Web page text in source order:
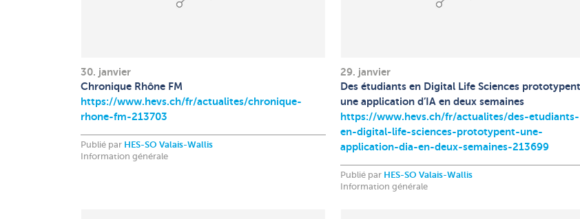
30. janvier
Chronique Rhône FM
https://www.hevs.ch/fr/actualites/chronique-
rhone-fm-213703
Publié par HES-SO Valais-Wallis
Information générale
29. janvier
Des étudiants en Digital Life Sciences prototypent
une application d’IA en deux semaines
https://www.hevs.ch/fr/actualites/des-etudiants-
en-digital-life-sciences-prototypent-une-
application-dia-en-deux-semaines-213699
Publié par HES-SO Valais-Wallis
Information générale